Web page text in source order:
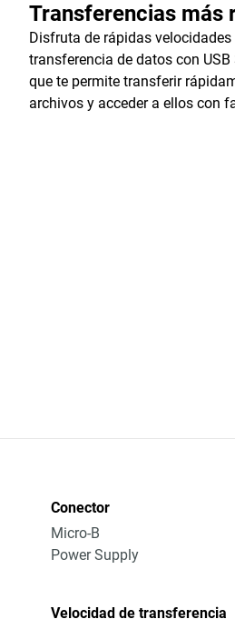
Transferencias más
Disfruta de rápidas velocidades
transferencia de datos con USB
que te permite transferir
archivos y acceder a ellos con
Conector
Micro-B
Power Supply
Velocidad de transferencia